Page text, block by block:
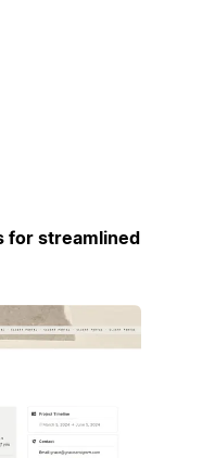
for streamlined